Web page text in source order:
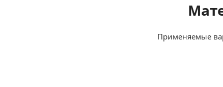
Применяемые